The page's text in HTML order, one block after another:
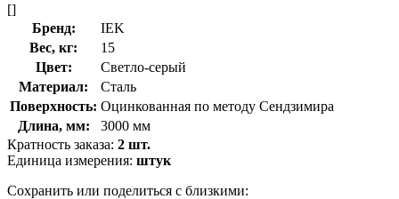
[]
Бренд:
IEK
Вес, кг:
15
Цвет:
Светло-серый
Материал:
Сталь
Поверхность: Оцинкованная по методу Сендзимира
Длина, мм:
3000 мм
Кратность заказа: 2 шт.
Единица измерения: штук
Сохранить или поделиться с близкими: